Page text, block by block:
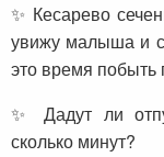
✨ Кесарево
увижу малыша и
это время побыть
✨ Дадут ли
сколько минут?